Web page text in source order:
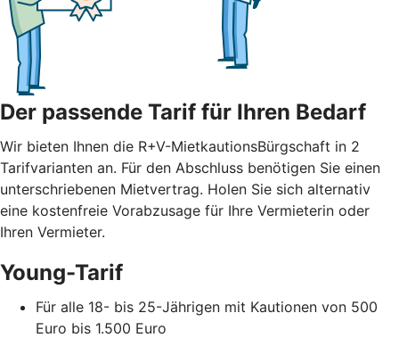
Der passende Tarif für Ihren Bedarf
Wir bieten Ihnen die R+V-MietkautionsBürgschaft in 2
Tarifvarianten an. Für den Abschluss benötigen Sie einen
unterschriebenen Mietvertrag. Holen Sie sich alternativ
eine kostenfreie Vorabzusage für Ihre Vermieterin oder
Ihren Vermieter.
Young-Tarif
Für alle 18- bis 25-Jährigen mit Kautionen von 500
Euro bis 1.500 Euro